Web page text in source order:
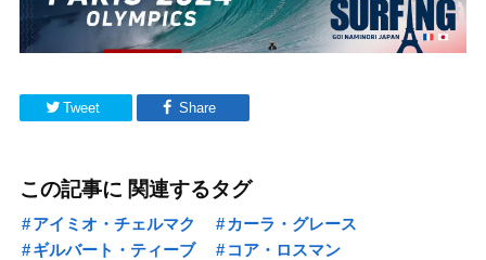
Tweet Share
この記事に 関連するタグ
アイミオ・チェルマク
カーラ・グレース
ギルバート・ティーブ
コア・ロスマン